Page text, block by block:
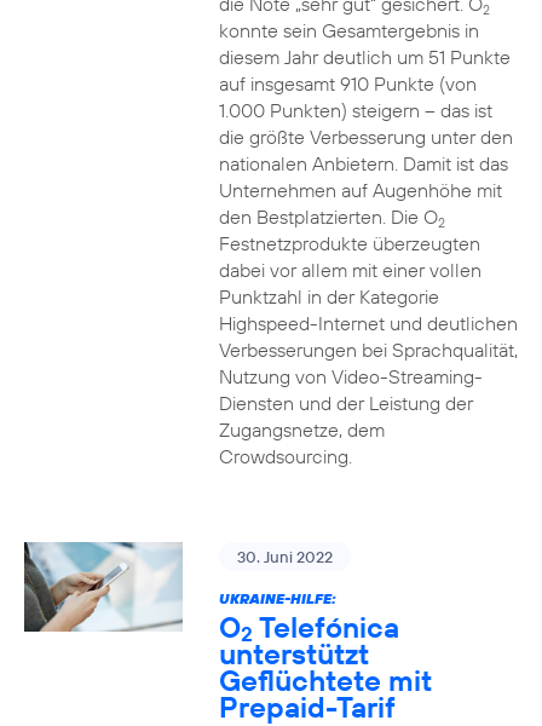
2
konnte sein Gesamtergebnis in
diesem Jahr deutlich um 51 Punkte
auf insgesamt 910 Punkte (von
1.000 Punkten) steigern – das ist
die größte Verbesserung unter den
nationalen Anbietern. Damit ist das
Unternehmen auf Augenhöhe mit
den Bestplatzierten. Die O2
Festnetzprodukte überzeugten
dabei vor allem mit einer vollen
Punktzahl in der Kategorie
Highspeed-Internet und deutlichen
Verbesserungen bei Sprachqualität,
Nutzung von Video-Streaming-
Diensten und der Leistung der
Zugangsnetze, dem
Crowdsourcing.
30. Juni 2022
UKRAINE-HILFE:
O2 Telefónica
unterstützt
Geflüchtete mit
Prepaid-Tarif